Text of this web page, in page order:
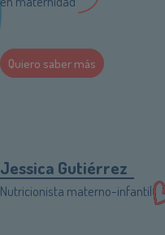
Quiero saber más
Jessica Gutiérrez
Nutricionista materno-infantil